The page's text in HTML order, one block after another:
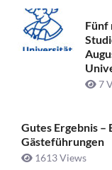
Fünf
7
Gutes Ergebnis
Gästeführungen
1613 Views